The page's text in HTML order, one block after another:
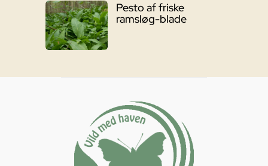
Pesto af friske
ramsløg-blade